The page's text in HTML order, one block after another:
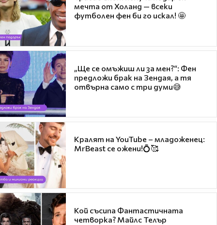
мечта от Холанд — всеки
футболен фен би го искал! 🤩
„Ще се омъжиш ли за мен?“: Фен
предложи брак на Зендая, а тя
отвърна само с три думи😅
Кралят на YouTube – младоженец:
MrBeast се ожени!💍🥰
Кой съсипа Фантастичната
четворка? Майлс Телър